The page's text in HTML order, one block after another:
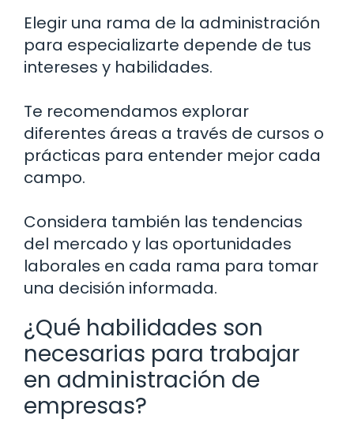
Elegir una rama de la administración
para especializarte depende de tus
intereses y habilidades.
Te recomendamos explorar
diferentes áreas a través de cursos o
prácticas para entender mejor cada
campo.
Considera también las tendencias
del mercado y las oportunidades
laborales en cada rama para tomar
una decisión informada.
¿Qué habilidades son
necesarias para trabajar
en administración de
empresas?